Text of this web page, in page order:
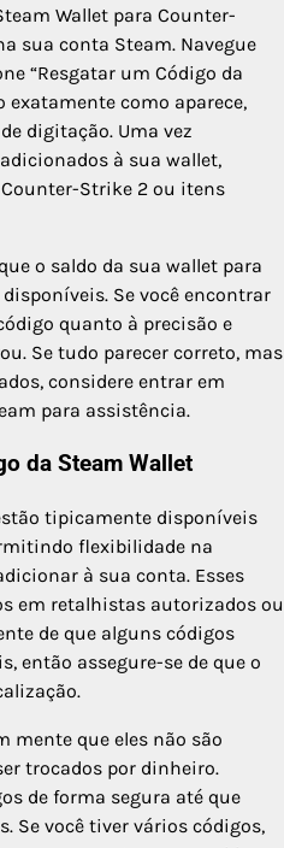
Wallet para Counter-
sua conta Steam. Navegue
“Resgatar um Código da
exatamente como aparece,
digitação. Uma vez
à sua wallet,
Strike 2 ou itens
o saldo da sua wallet para
Se você encontrar
quanto à precisão e
Se tudo parecer correto, mas
considere entrar em
para assistência.
da Steam Wallet
tipicamente disponíveis
flexibilidade na
à sua conta. Esses
em retalhistas autorizados ou
de que alguns códigos
então assegure-se de que o
mente que eles não são
trocados por dinheiro.
de forma segura até que
Se você tiver vários códigos,